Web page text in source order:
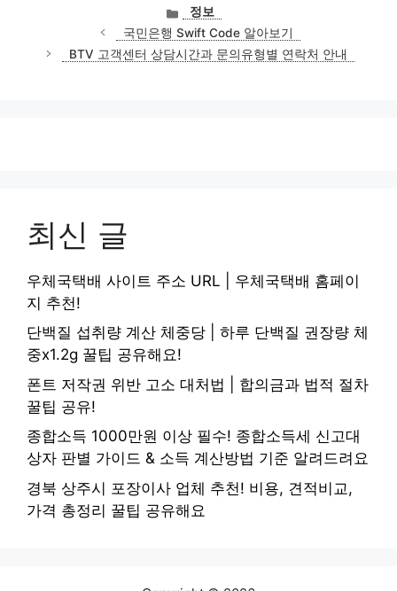
카
테
고
리
정보
국민은행 Swift Code 알아보기
BTV 고객센터 상담시간과 문의유형별 연락처 안내
최신 글
우체국택배 사이트 주소 URL | 우체국택배 홈페이
지 추천!
단백질 섭취량 계산 체중당 | 하루 단백질 권장량 체
중x1.2g 꿀팁 공유해요!
폰트 저작권 위반 고소 대처법 | 합의금과 법적 절차
꿀팁 공유!
종합소득 1000만원 이상 필수! 종합소득세 신고대
상자 판별 가이드 & 소득 계산방법 기준 알려드려요
경북 상주시 포장이사 업체 추천! 비용, 견적비교,
가격 총정리 꿀팁 공유해요